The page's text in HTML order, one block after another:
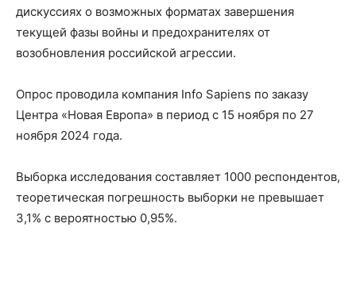
дискуссиях о возможных форматах завершения
текущей фазы войны и предохранителях от
возобновления российской агрессии.
Опрос проводила компания Info Sapiens по заказу
Центра «Новая Европа» в период с 15 ноября по 27
ноября 2024 года.
Выборка исследования составляет 1000 респондентов,
теоретическая погрешность выборки не превышает
3,1% с вероятностью 0,95%.